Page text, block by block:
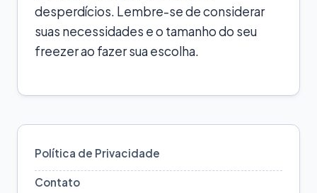
desperdícios. Lembre-se de considerar
suas necessidades e o tamanho do seu
freezer ao fazer sua escolha.
Política de Privacidade
Contato